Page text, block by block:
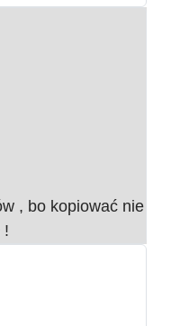
, bo kopiować nie
!